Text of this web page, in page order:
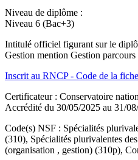
Niveau de diplôme :
Niveau 6 (Bac+3)
Intitulé officiel figurant sur le
Gestion mention Gestion
Inscrit au RNCP - Code de la
Certificateur : Conservatoire
Accrédité du 30/05/2025 au 31/
Code(s) NSF : Spécialités
(310), Spécialités plurivalentes
(organisation , gestion) (310p),